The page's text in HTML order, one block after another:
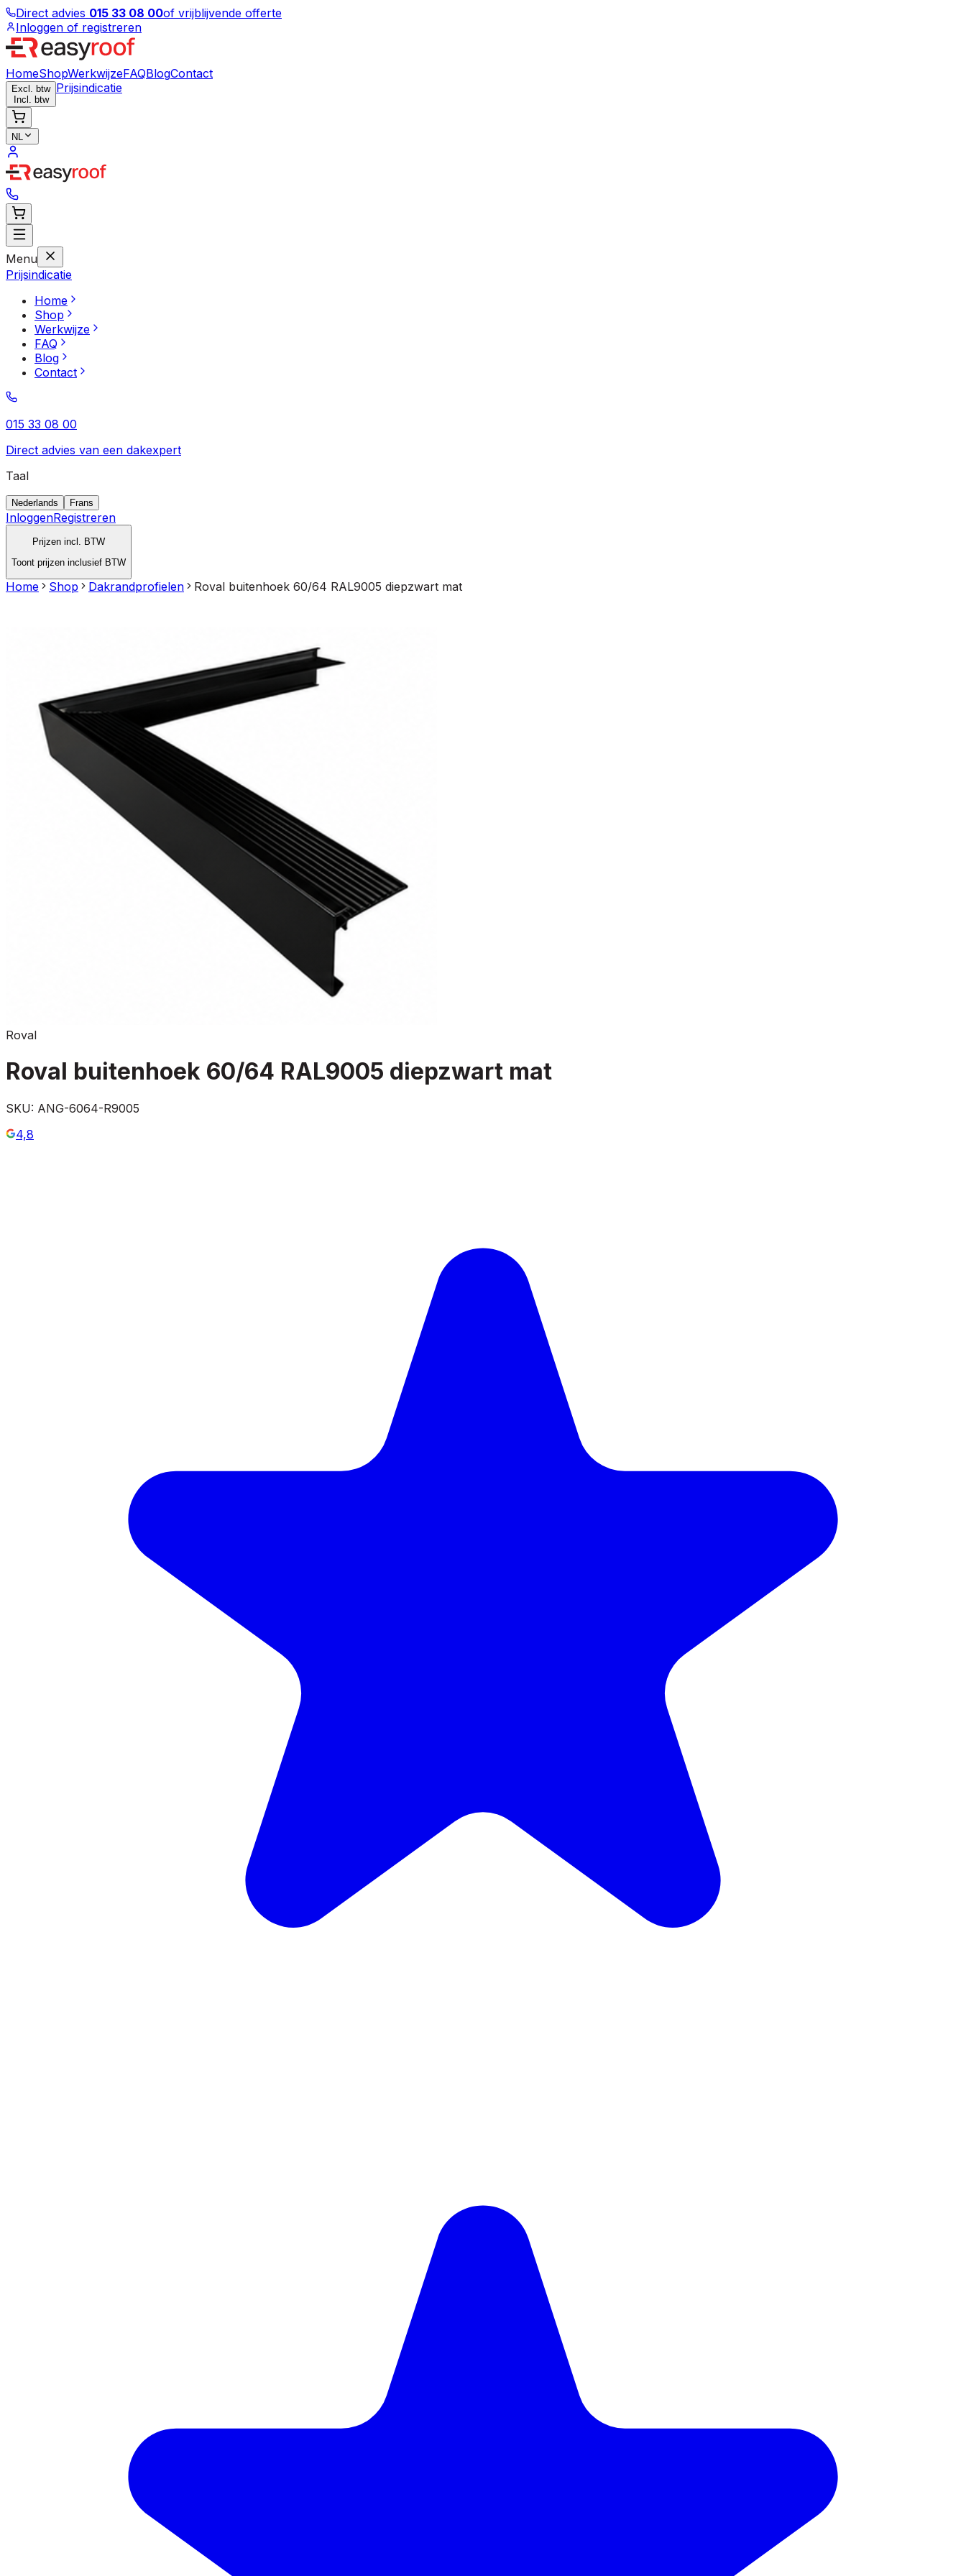
Direct advies 015 33 08 00of vrijblijvende offerte
Inloggen of registreren
HomeShopWerkwijzeFAQBlogContact
Excl. btw
Incl. btw
Prijsindicatie
NL
Menu
Prijsindicatie
Home
Shop
Werkwijze
FAQ
Blog
Contact
015 33 08 00
Direct advies van een dakexpert
Taal
Nederlands Frans
InloggenRegistreren
Prijzen incl. BTW
Toont prijzen inclusief BTW
Home Shop Dakrandprofielen Roval buitenhoek 60/64 RAL9005 diepzwart mat
Roval
Roval buitenhoek 60/64 RAL9005 diepzwart mat
SKU: ANG-6064-R9005
4,8